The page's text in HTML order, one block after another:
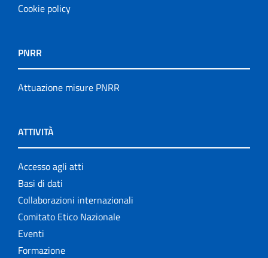
Cookie policy
PNRR
Attuazione misure PNRR
ATTIVITÀ
Accesso agli atti
Basi di dati
Collaborazioni internazionali
Comitato Etico Nazionale
Eventi
Formazione